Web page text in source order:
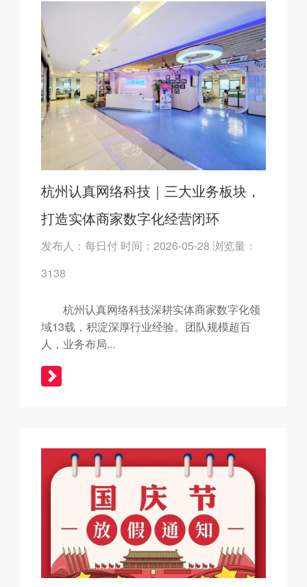
杭州认真网络科技｜三大业务板块，
打造实体商家数字化经营闭环
发布人：每日付 时间：2026-05-28 浏览量：
3138
杭州认真网络科技深耕实体商家数字化领
域13载，积淀深厚行业经验。团队规模超百
人，业务布局...